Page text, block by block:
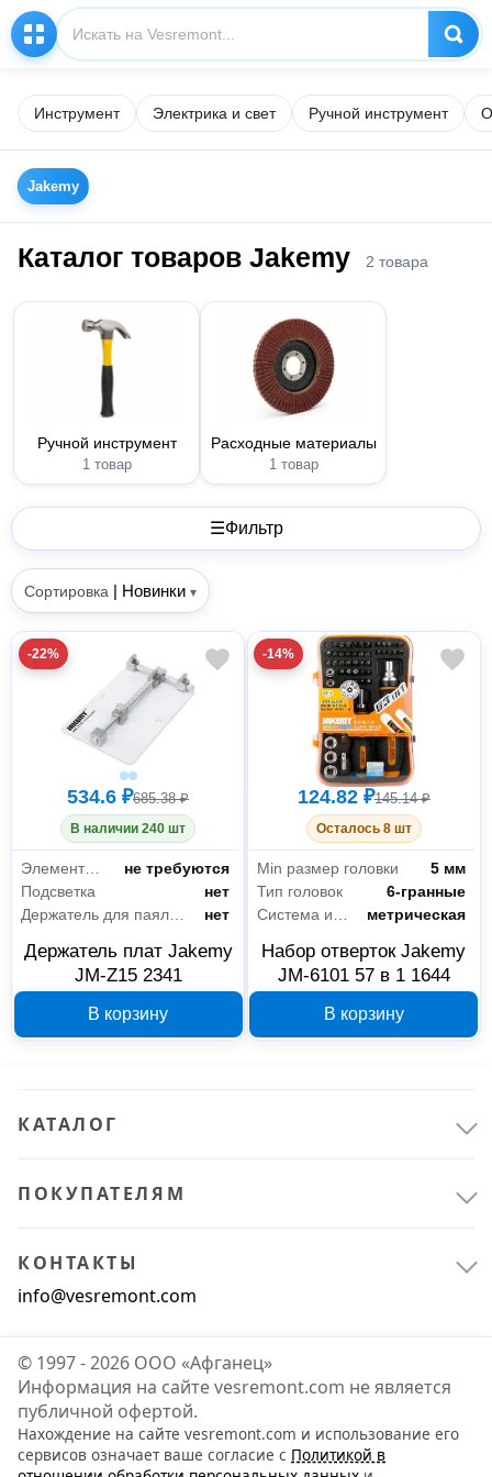
Инструмент Электрика и свет Ручной инструмент
Jakemy
Каталог товаров Jakemy 2 товара
Ручной инструмент
1 товар
Расходные материалы
1 товар
☰Фильтр
Сортировка | Новинки ▾
-22%
534.6 ₽685.38 ₽
В наличии 240 шт
Элементы питания
не требуются
Подсветка
нет
нет
Держатель плат Jakemy
JM-Z15 2341
В корзину
-14%
124.82 ₽145.14 ₽
Осталось 8 шт
Min размер головки
5 мм
Тип головок
6-гранные
метрическая
Набор отверток Jakemy
JM-6101 57 в 1 1644
В корзину
КАТАЛОГ
ПОКУПАТЕЛЯМ
КОНТАКТЫ
info@vesremont.com
© 1997 - 2026 ООО «Афганец»
Информация на сайте vesremont.com не является
публичной офертой.
Нахождение на сайте vesremont.com и использование его
сервисов означает ваше согласие с Политикой в